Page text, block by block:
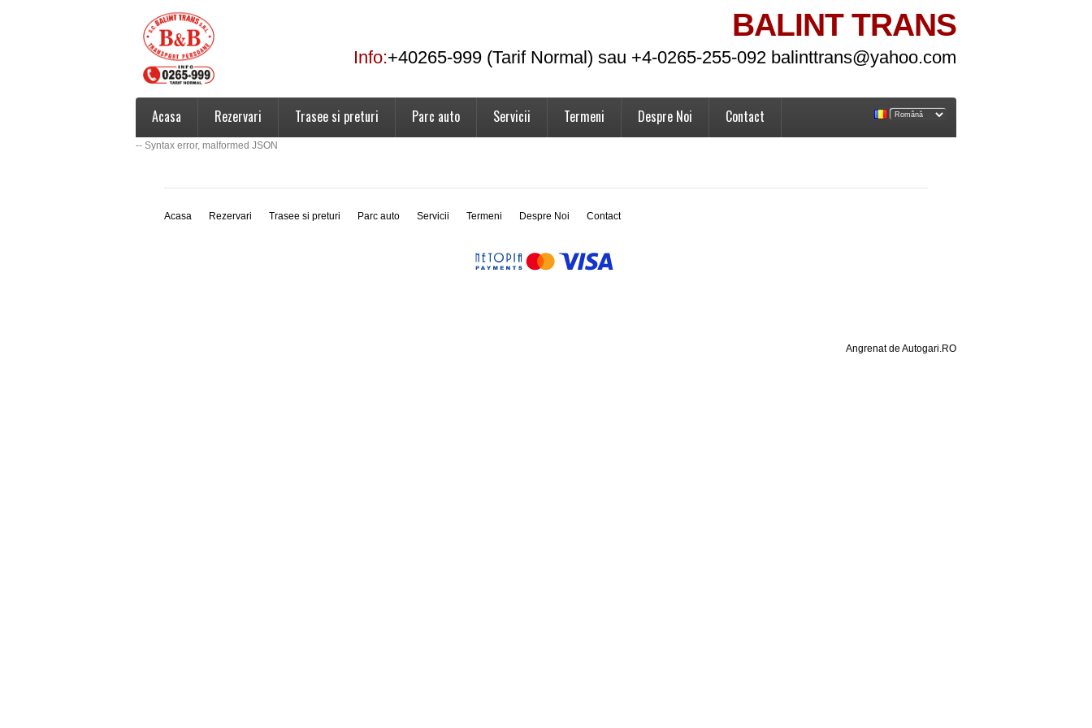
BALINT TRANS
Info:+40265-999 (Tarif Normal) sau +4-0265-255-092 balinttrans@yahoo.com
Acasa Rezervari Trasee si preturi Parc auto Servicii Termeni Despre Noi Contact
-- Syntax error, malformed JSON
Acasa Rezervari Trasee si preturi Parc auto Servicii Termeni Despre Noi Contact
Angrenat de Autogari.RO